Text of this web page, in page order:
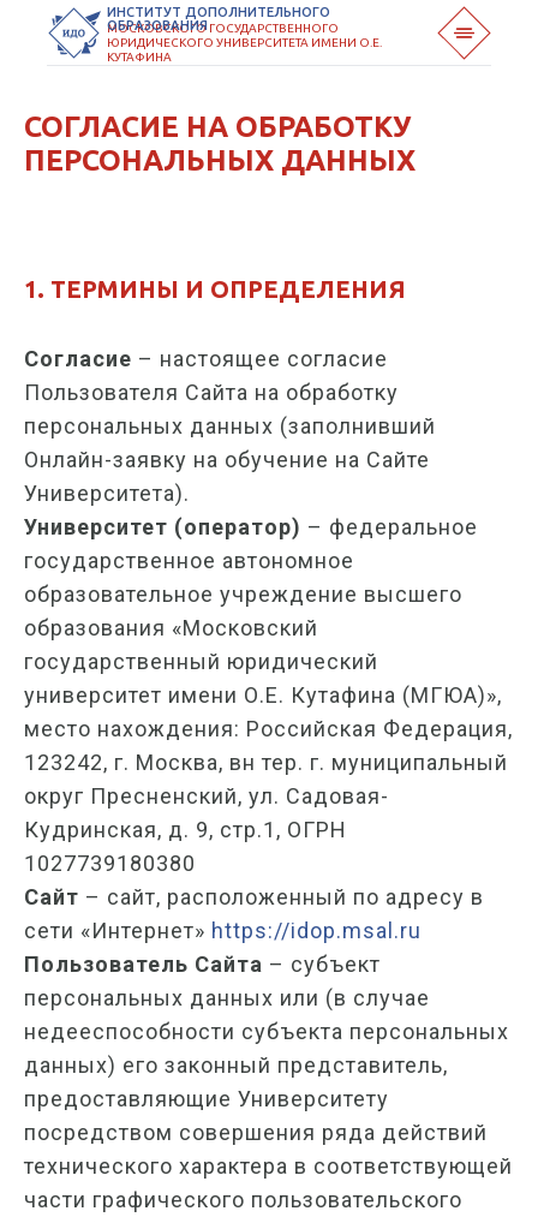
МОСКОВСКОГО ГОСУДАРСТВЕННОГО
ЮРИДИЧЕСКОГО УНИВЕРСИТЕТА ИМЕНИ О.Е.
КУТАФИНА
ИНСТИТУТ ДОПОЛНИТЕЛЬНОГО
ОБРАЗОВАНИЯ
СОГЛАСИЕ НА ОБРАБОТКУ
ПЕРСОНАЛЬНЫХ ДАННЫХ
1. ТЕРМИНЫ И ОПРЕДЕЛЕНИЯ
Согласие – настоящее согласие
Пользователя Сайта на обработку
персональных данных (заполнивший
Онлайн-заявку на обучение на Сайте
Университета).
Университет (оператор) – федеральное
государственное автономное
образовательное учреждение высшего
образования «Московский
государственный юридический
университет имени О.Е. Кутафина (МГЮА)»,
место нахождения: Российская Федерация,
123242, г. Москва, вн тер. г. муниципальный
округ Пресненский, ул. Садовая-
Кудринская, д. 9, стр.1, ОГРН
1027739180380
Сайт – сайт, расположенный по адресу в
сети «Интернет» https://idop.msal.ru
Пользователь Сайта – субъект
персональных данных или (в случае
недееспособности субъекта персональных
данных) его законный представитель,
предоставляющие Университету
посредством совершения ряда действий
технического характера в соответствующей
части графического пользовательского